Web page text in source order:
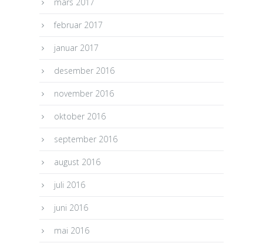
februar 2017
januar 2017
desember 2016
november 2016
oktober 2016
september 2016
august 2016
juli 2016
juni 2016
mai 2016